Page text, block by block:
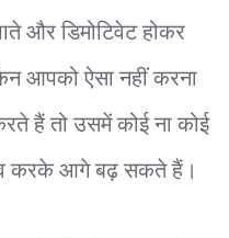
और डिमोटिवेट होकर
आपको ऐसा नहीं करना
हैं तो उसमें कोई ना कोई
करके आगे बढ़ सकते हैं।